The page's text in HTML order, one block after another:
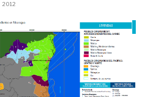
2012